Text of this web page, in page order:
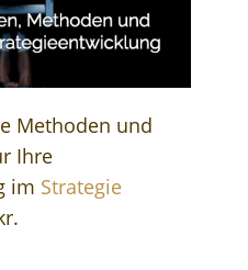
Methoden und
Ihre
im Strategie